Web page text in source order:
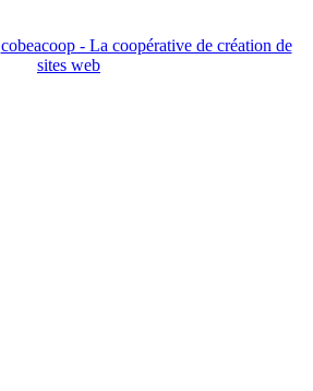
cobeacoop - La coopérative de création de
sites web